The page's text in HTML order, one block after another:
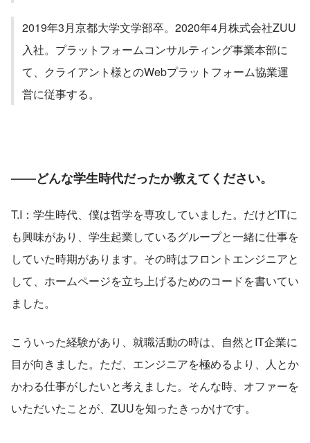
2019年3月京都大学文学部卒。2020年4月株式会社ZUU
入社。プラットフォームコンサルティング事業本部に
て、クライアント様とのWebプラットフォーム協業運
営に従事する。
――どんな学生時代だったか教えてください。
T.I：学生時代、僕は哲学を専攻していました。だけどITに
も興味があり、学生起業しているグループと一緒に仕事を
していた時期があります。その時はフロントエンジニアと
して、ホームページを立ち上げるためのコードを書いてい
ました。
こういった経験があり、就職活動の時は、自然とIT企業に
目が向きました。ただ、エンジニアを極めるより、人とか
かわる仕事がしたいと考えました。そんな時、オファーを
いただいたことが、ZUUを知ったきっかけです。